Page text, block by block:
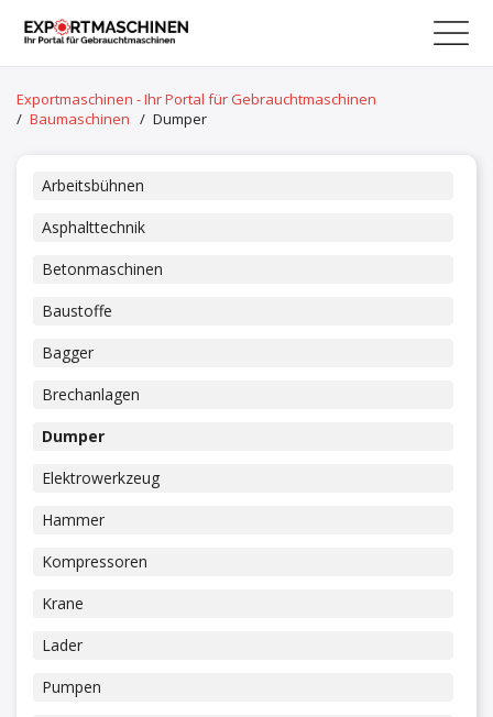
Exportmaschinen - Ihr Portal für Gebrauchtmaschinen
/ Baumaschinen / Dumper
Arbeitsbühnen
Asphalttechnik
Betonmaschinen
Baustoffe
Bagger
Brechanlagen
Dumper
Elektrowerkzeug
Hammer
Kompressoren
Krane
Lader
Pumpen